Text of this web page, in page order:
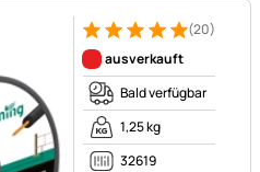
Bewertung: 5 von 5 (20
20 Bewertungen (20)
ausverkauft
Bald verfügbar
1,25 kg
32619